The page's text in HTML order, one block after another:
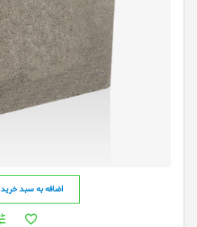
اضافه به سبد خرید